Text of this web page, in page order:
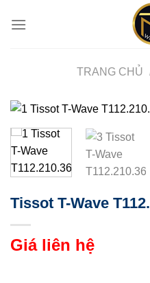
TRANG CHỦ
Tissot T-Wave
Giá liên hệ